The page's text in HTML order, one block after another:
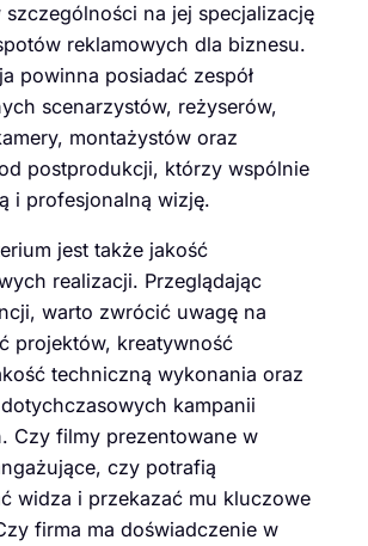
na jej specjalizację
reklamowych dla biznesu.
powinna posiadać zespół
scenarzystów, reżyserów,
montażystów oraz
postprodukcji, którzy wspólnie
i profesjonalną wizję.
jest także jakość
realizacji. Przeglądając
warto zwrócić uwagę na
projektów, kreatywność
techniczną wykonania oraz
kampanii
Czy filmy prezentowane w
czy potrafią
widza i przekazać mu kluczowe
firma ma doświadczenie w